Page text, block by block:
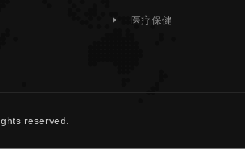
医疗保健
reserved.